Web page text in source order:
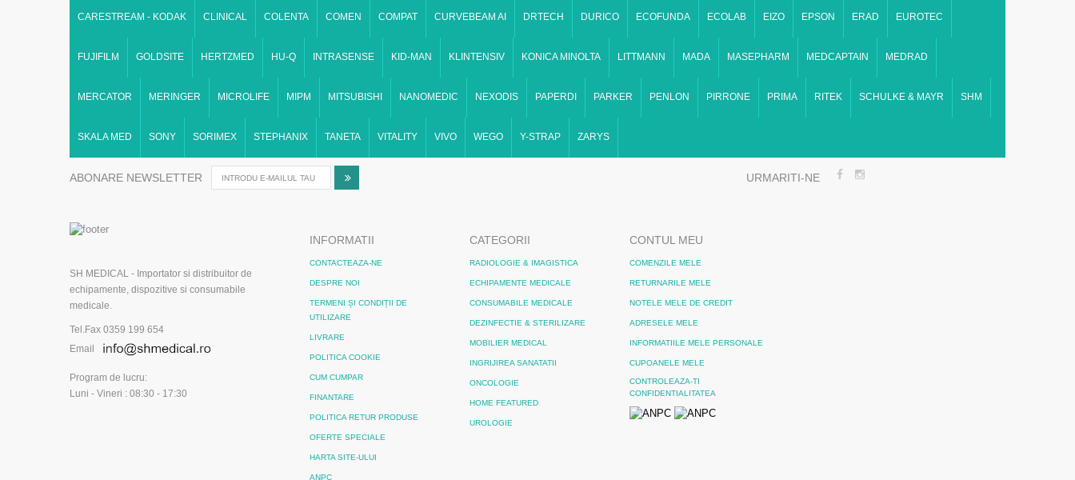
CARESTREAM - KODAK CLINICAL COLENTA COMEN COMPAT CURVEBEAM AI DRTECH DURICO ECOFUNDA ECOLAB EIZO EPSON ERAD EUROTEC
FUJIFILM GOLDSITE HERTZMED HU-Q INTRASENSE KID-MAN KLINTENSIV KONICA MINOLTA LITTMANN MADA MASEPHARM MEDCAPTAIN MEDRAD
MERCATOR MERINGER MICROLIFE MIPM MITSUBISHI NANOMEDIC NEXODIS PAPERDI PARKER PENLON PIRRONE PRIMA RITEK SCHULKE & MAYR SHM
SKALA MED SONY SORIMEX STEPHANIX TANETA VITALITY VIVO WEGO Y-STRAP ZARYS
ABONARE NEWSLETTER URMARITI-NE
SH MEDICAL - Importator si distribuitor de
echipamente, dispozitive si consumabile
medicale.
Tel.Fax 0359 199 654
Email
Program de lucru:
Luni - Vineri : 08:30 - 17:30
INFORMATII
CONTACTEAZA-NE
DESPRE NOI
TERMENI ȘI CONDIȚII DE
UTILIZARE
LIVRARE
POLITICA COOKIE
CUM CUMPAR
FINANTARE
POLITICA RETUR PRODUSE
OFERTE SPECIALE
HARTA SITE-ULUI
ANPC
CATEGORII
RADIOLOGIE & IMAGISTICA
ECHIPAMENTE MEDICALE
CONSUMABILE MEDICALE
DEZINFECTIE & STERILIZARE
MOBILIER MEDICAL
INGRIJIREA SANATATII
ONCOLOGIE
HOME FEATURED
UROLOGIE
CONTUL MEU
COMENZILE MELE
RETURNARILE MELE
NOTELE MELE DE CREDIT
ADRESELE MELE
INFORMATIILE MELE PERSONALE
CUPOANELE MELE
CONTROLEAZA-TI
CONFIDENTIALITATEA